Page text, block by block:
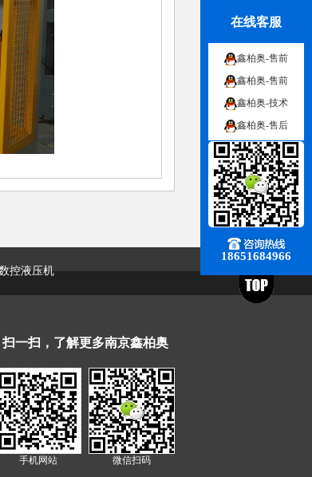
控液压机
扫一扫，了解更多南京鑫柏奥
手机网站 微信扫码
在线客服
鑫柏奥-售前
鑫柏奥-售前
鑫柏奥-技术
鑫柏奥-售后
18651684966